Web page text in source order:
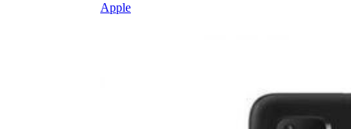
Apple